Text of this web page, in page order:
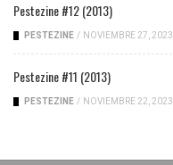
Pestezine #12 (2013)
PESTEZINE / NOVIEMBRE 27, 2023
Pestezine #11 (2013)
PESTEZINE / NOVIEMBRE 22, 2023